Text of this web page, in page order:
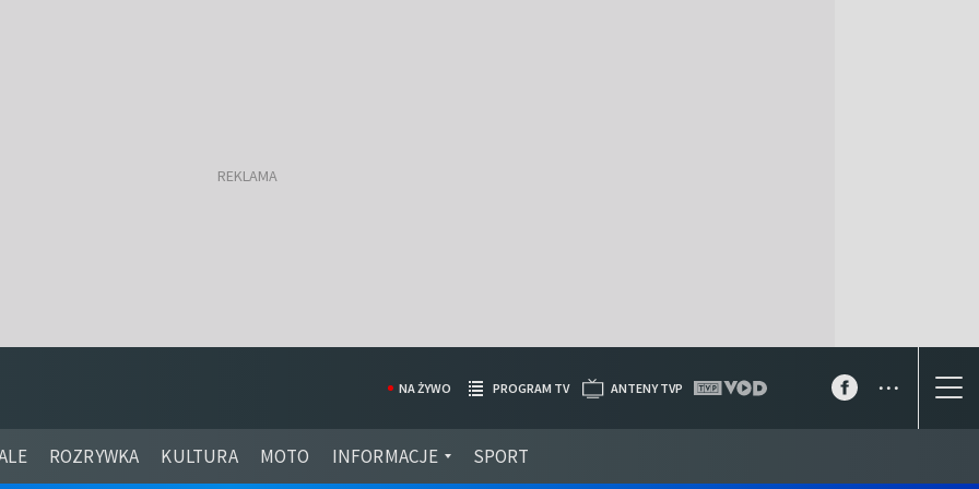
ROZRYWKA KULTURA MOTO INFORMACJE SPORT
NA ŻYWO PROGRAM TV ANTENY TVP ...